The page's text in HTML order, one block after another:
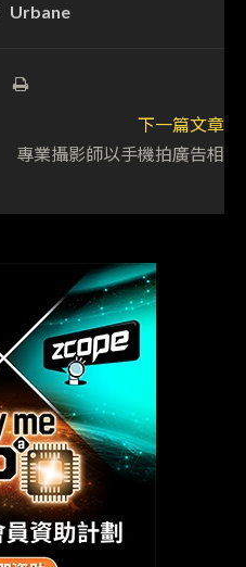
Urbane
下一篇文章
專業攝影師以手機拍廣告相